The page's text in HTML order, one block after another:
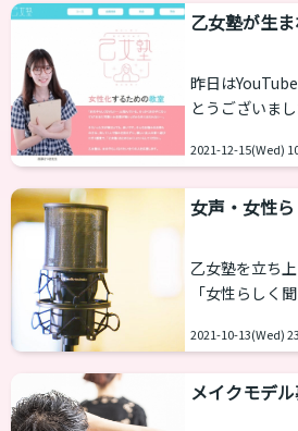
ク志向の方に
す！ ボイス担
年になるんだ
です♪ 今年の
けじゃなく色
るようにして
こうしてみなさ
乙女塾が生
昨日は
とうございま
決められてい
状態でした。。。 「結局メイク
ということだ
前にまとめて
乙女塾が生ま
開催されてい
ガンダ」が終
と、私は西原
2021-12-15(Wed)
女声・女性
乙女塾を立ち
「女性らしく
るようになり
た表現をされる声です。
2021-10-13(Wed)
メイクモデ